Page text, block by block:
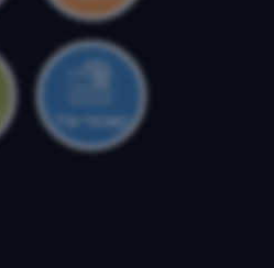
קאנטרי ערד